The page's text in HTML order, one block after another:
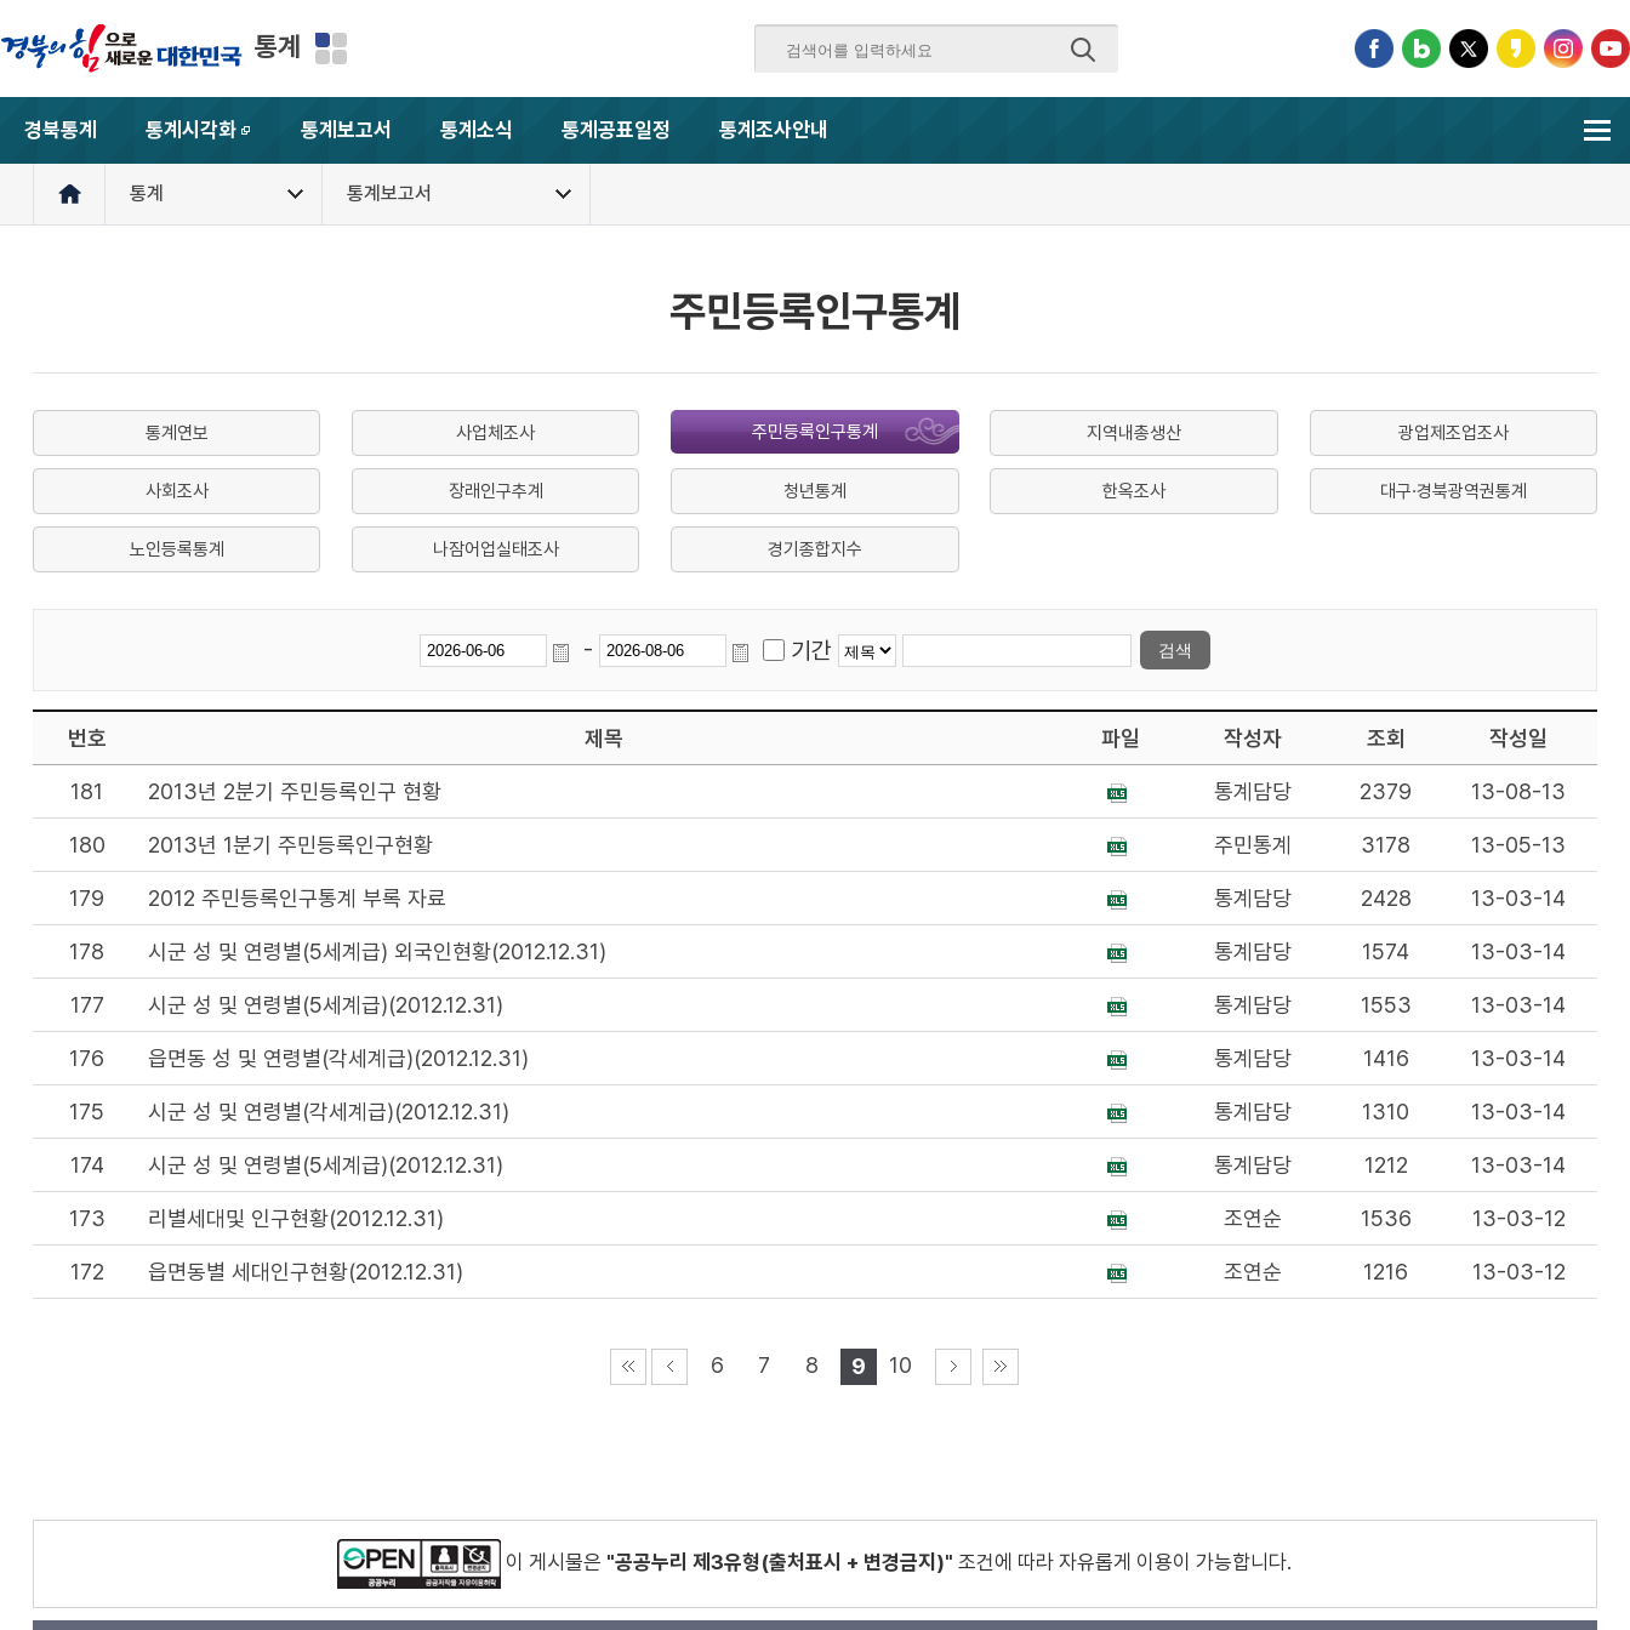
통계
경북통계
통계시각화
새창
통계보고서 통계소식 통계공표일정 통계조사안내
통계 통계보고서
주민등록인구통계
통계연보 사업체조사 주민등록인구통계 지역내총생산 광업제조업조사
사회조사 장래인구추계 청년통계 한옥조사 대구·경북광역권통계
노인등록통계 나잠어업실태조사 경기종합지수
- 기간
번호 제목 파일 작성자 조회 작성일
181 2013년 2분기 주민등록인구 현황 통계담당 2379 13-08-13
180 2013년 1분기 주민등록인구현황 주민통계 3178 13-05-13
179 2012 주민등록인구통계 부록 자료 통계담당 2428 13-03-14
178 시군 성 및 연령별(5세계급) 외국인현황(2012.12.31) 통계담당 1574 13-03-14
177 시군 성 및 연령별(5세계급)(2012.12.31) 통계담당 1553 13-03-14
176 읍면동 성 및 연령별(각세계급)(2012.12.31) 통계담당 1416 13-03-14
175 시군 성 및 연령별(각세계급)(2012.12.31) 통계담당 1310 13-03-14
174 시군 성 및 연령별(5세계급)(2012.12.31) 통계담당 1212 13-03-14
173 리별세대및 인구현황(2012.12.31) 조연순 1536 13-03-12
172 읍면동별 세대인구현황(2012.12.31) 조연순 1216 13-03-12
6 7 8 9 10
이 게시물은 "공공누리 제3유형(출처표시 + 변경금지)" 조건에 따라 자유롭게 이용이 가능합니다.